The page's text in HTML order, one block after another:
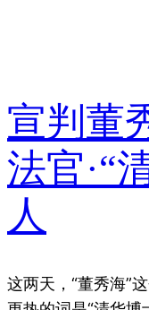
宣判董
法官·“
人
这两天，“董秀海”